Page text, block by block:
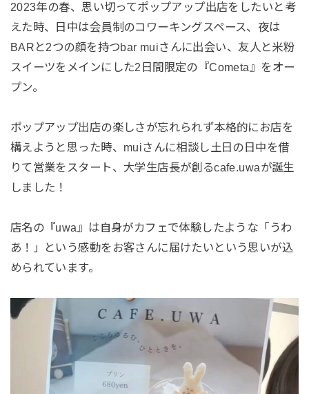
2023年の春、思い切ってポップアップ出店をしたいと考
えた時、日中は会員制のコワーキングスペース、夜は
BARと2つの顔を持つbar muiさんに出会い、友人と米粉
スイーツをメインにした2日間限定の『Cometa』をオー
プン。
ポップアップ出店の楽しさが忘れられず本格的にお店を
構えようと思った時、muiさんに相談し土日の日中を借
りて営業をスタート、大学生店長が創るcafe.uwaが誕生
しました！
店名の『uwa』は自身がカフェで体験したような「うわ
あ！」という感動をお客さんに届けたいという思いが込
められています。